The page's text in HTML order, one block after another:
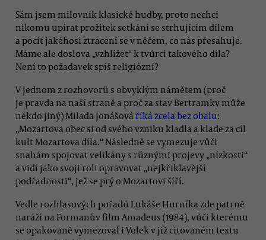
Sám jsem milovník klasické hudby, proto nechci
nikomu upírat prožitek setkání se strhujícím dílem
a pocit jakéhosi ztracení se v něčem, co nás přesahuje.
Máme ale doslova „vzhlížet“ k tvůrci takového díla?
Není to požadavek spíš religiózní?
V jednom z rozhovorů s obvyklým námětem (proč
je pravda na naší straně a proč za stav Bertramky může
někdo jiný) Milada Jonášová říká zcela bez obalu:
„Mozartova obec si od svého vzniku kladla a klade za cíl
kult Mozartova díla.“ Následně se vymezuje vůči
snahám spojovat velikány s různými projevy „nízkosti“
a vidí jako svoji roli opravovat „nejkřiklavější
podřadnosti“, jež se prý o Mozartovi šíří.
Vedle rozhlasových pořadů Lukáše Hurníka zde patrně
naráží na Formanův film Amadeus (1984), vůči kterému
se opakovaně vymezoval i Volek v již citovaném textu